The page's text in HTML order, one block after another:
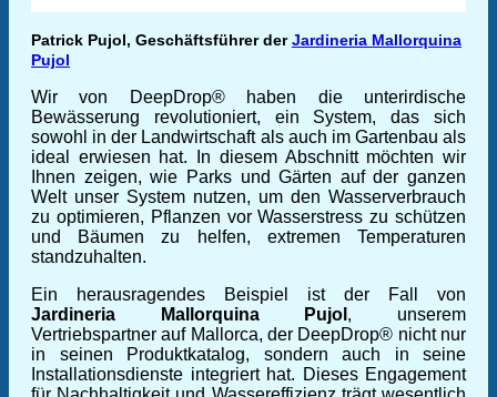
Patrick Pujol, Geschäftsführer der Jardineria Mallorquina
Pujol
Wir von DeepDrop® haben die unterirdische
Bewässerung revolutioniert, ein System, das sich
sowohl in der Landwirtschaft als auch im Gartenbau als
ideal erwiesen hat. In diesem Abschnitt möchten wir
Ihnen zeigen, wie Parks und Gärten auf der ganzen
Welt unser System nutzen, um den Wasserverbrauch
zu optimieren, Pflanzen vor Wasserstress zu schützen
und Bäumen zu helfen, extremen Temperaturen
standzuhalten.
Ein herausragendes Beispiel ist der Fall von
Jardineria Mallorquina Pujol , unserem
Vertriebspartner auf Mallorca, der DeepDrop® nicht nur
in seinen Produktkatalog, sondern auch in seine
Installationsdienste integriert hat. Dieses Engagement